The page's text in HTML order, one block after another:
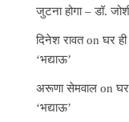
जुटना होगा – डॉ.
दिनेश रावतonघर
‘भद्याऊ’
अरूणा सेमवाल on
‘भद्याऊ’